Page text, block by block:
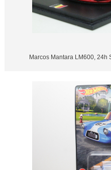
Marcos Mantara LM600, 24h